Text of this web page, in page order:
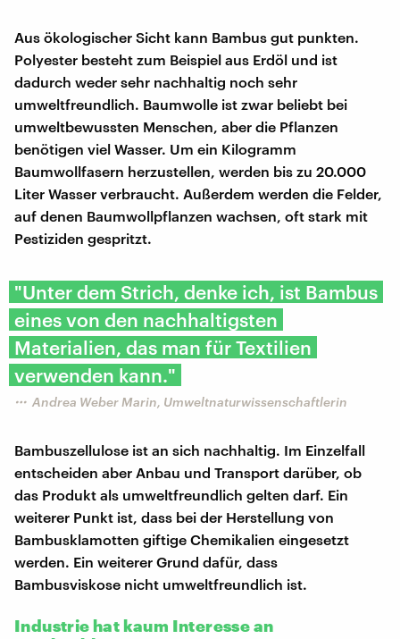
Aus ökologischer Sicht kann Bambus gut punkten.
Polyester besteht zum Beispiel aus Erdöl und ist
dadurch weder sehr nachhaltig noch sehr
umweltfreundlich. Baumwolle ist zwar beliebt bei
umweltbewussten Menschen, aber die Pflanzen
benötigen viel Wasser. Um ein Kilogramm
Baumwollfasern herzustellen, werden bis zu 20.000
Liter Wasser verbraucht. Außerdem werden die Felder,
auf denen Baumwollpflanzen wachsen, oft stark mit
Pestiziden gespritzt.
"Unter dem Strich, denke ich, ist Bambus
eines von den nachhaltigsten
Materialien, das man für Textilien
verwenden kann."
Andrea Weber Marin, Umweltnaturwissenschaftlerin
Bambuszellulose ist an sich nachhaltig. Im Einzelfall
entscheiden aber Anbau und Transport darüber, ob
das Produkt als umweltfreundlich gelten darf. Ein
weiterer Punkt ist, dass bei der Herstellung von
Bambusklamotten giftige Chemikalien eingesetzt
werden. Ein weiterer Grund dafür, dass
Bambusviskose nicht umweltfreundlich ist.
Industrie hat kaum Interesse an